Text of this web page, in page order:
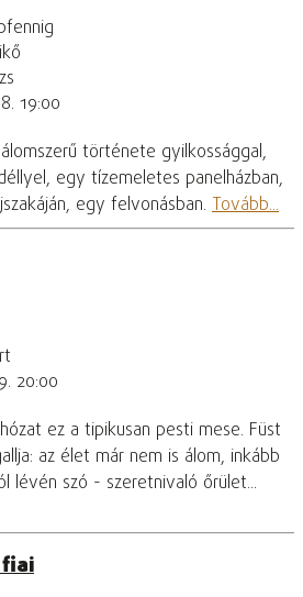
19:00
története gyilkossággal,
egy tízemeletes panelházban,
egy felvonásban. Tovább...
20:00
ez a tipikusan pesti mese. Füst
az élet már nem is álom, inkább
lévén szó - szeretnivaló őrület...
fiai